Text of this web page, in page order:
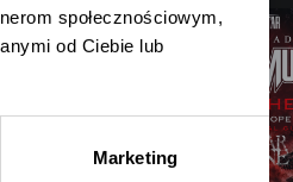
społecznościowym,
od Ciebie lub
Marketing